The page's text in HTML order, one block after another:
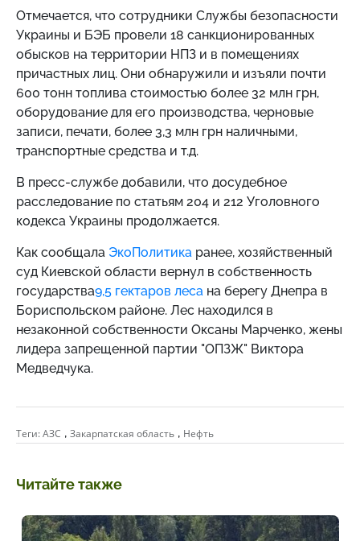
Отмечается, что сотрудники Службы безопасности
Украины и БЭБ провели 18 санкционированных
обысков на территории НПЗ и в помещениях
причастных лиц. Они обнаружили и изъяли почти
600 тонн топлива стоимостью более 32 млн грн,
оборудование для его производства, черновые
записи, печати, более 3,3 млн грн наличными,
транспортные средства и т.д.
В пресс-службе добавили, что досудебное
расследование по статьям 204 и 212 Уголовного
кодекса Украины продолжается.
Как сообщала ЭкоПолитика ранее, хозяйственный
суд Киевской области вернул в собственность
государства9,5 гектаров леса на берегу Днепра в
Бориспольском районе. Лес находился в
незаконной собственности Оксаны Марченко, жены
лидера запрещенной партии "ОПЗЖ" Виктора
Медведчука.
Теги:АЗС , Закарпатская область , Нефть
Читайте также